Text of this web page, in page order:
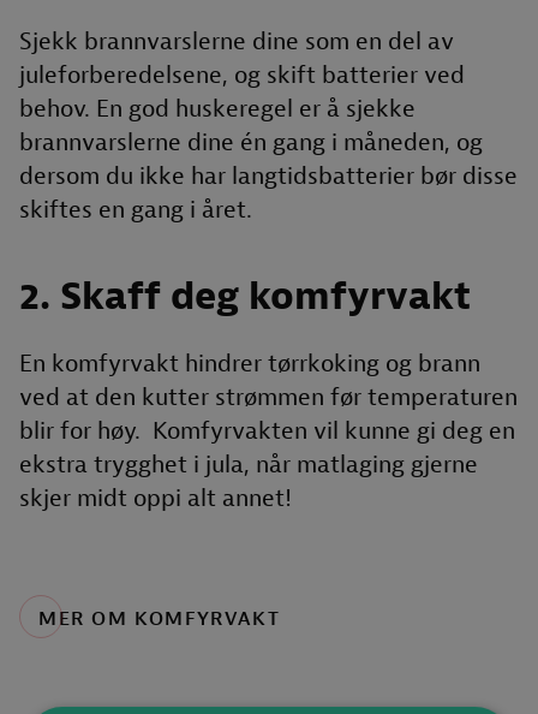
Sjekk brannvarslerne dine som en del av
juleforberedelsene, og skift batterier ved
behov. En god huskeregel er å sjekke
brannvarslerne dine én gang i måneden, og
dersom du ikke har langtidsbatterier bør disse
skiftes en gang i året.
2. Skaff deg komfyrvakt
En komfyrvakt hindrer tørrkoking og brann
ved at den kutter strømmen før temperaturen
blir for høy. Komfyrvakten vil kunne gi deg en
ekstra trygghet i jula, når matlaging gjerne
skjer midt oppi alt annet!
MER OM KOMFYRVAKT